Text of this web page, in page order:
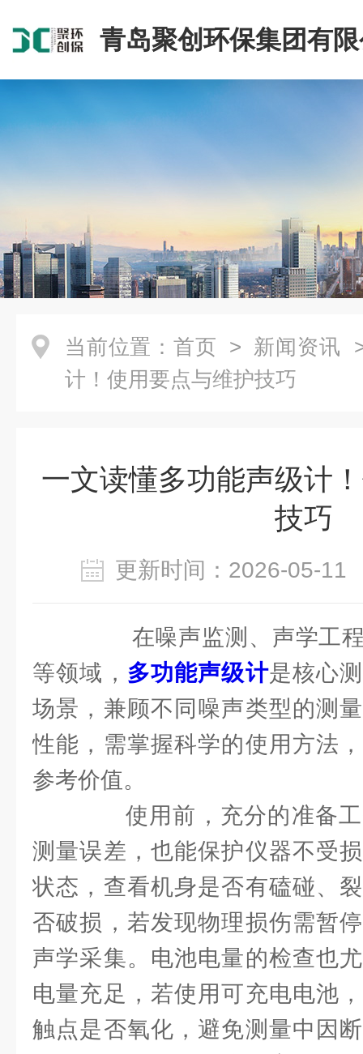
青岛聚创环保集团有
当前位置： 首页 > 新闻资讯
计！使用要点与维护技巧
一文读懂多功能声级计
技巧
更新时间：2026-05-
在噪声监测、声学工程
等领域， 多功能声级计是核心
场景，兼顾不同噪声类型的测
性能，需掌握科学的使用方法
参考价值。
使用前，充分的准备工
测量误差，也能保护仪器不受
状态，查看机身是否有磕碰、
否破损，若发现物理损伤需暂
声学采集。电池电量的检查也
电量充足，若使用可充电电池
触点是否氧化，避免测量中因